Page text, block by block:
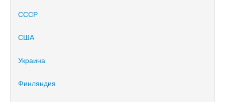
СССР
США
Украина
Финляндия